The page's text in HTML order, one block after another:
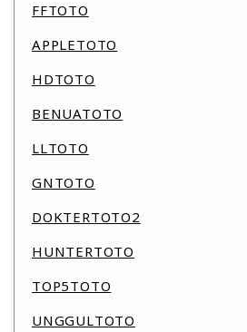
FFTOTO
APPLETOTO
HDTOTO
BENUATOTO
LLTOTO
GNTOTO
DOKTERTOTO2
HUNTERTOTO
TOP5TOTO
UNGGULTOTO